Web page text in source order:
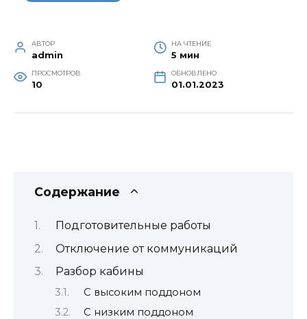
АВТОР
admin
НА ЧТЕНИЕ
5 мин
ПРОСМОТРОВ
10
ОБНОВЛЕНО
01.01.2023
Содержание
Подготовительные работы
Отключение от коммуникаций
Разбор кабины
С высоким поддоном
С низким поддоном